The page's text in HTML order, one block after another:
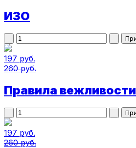
ИЗО
197 руб.
260 руб.
Правила вежливости
197 руб.
260 руб.